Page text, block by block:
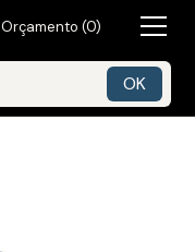
Orçamento (0)